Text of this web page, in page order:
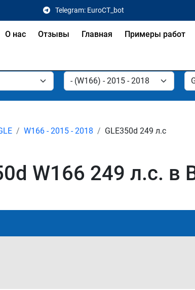
Telegram: EuroCT_bot
О нас Отзывы Главная Примеры работ
W166 - 2015 - 2018 GLE350d 249 л.с
W166 249 л.с. в